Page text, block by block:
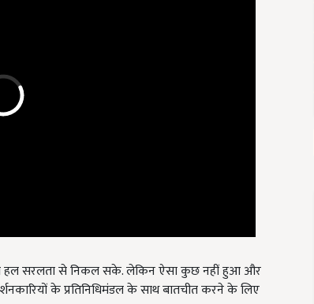
के प्रतिनिधिमंडल के साथ बातचीत करने के लिए